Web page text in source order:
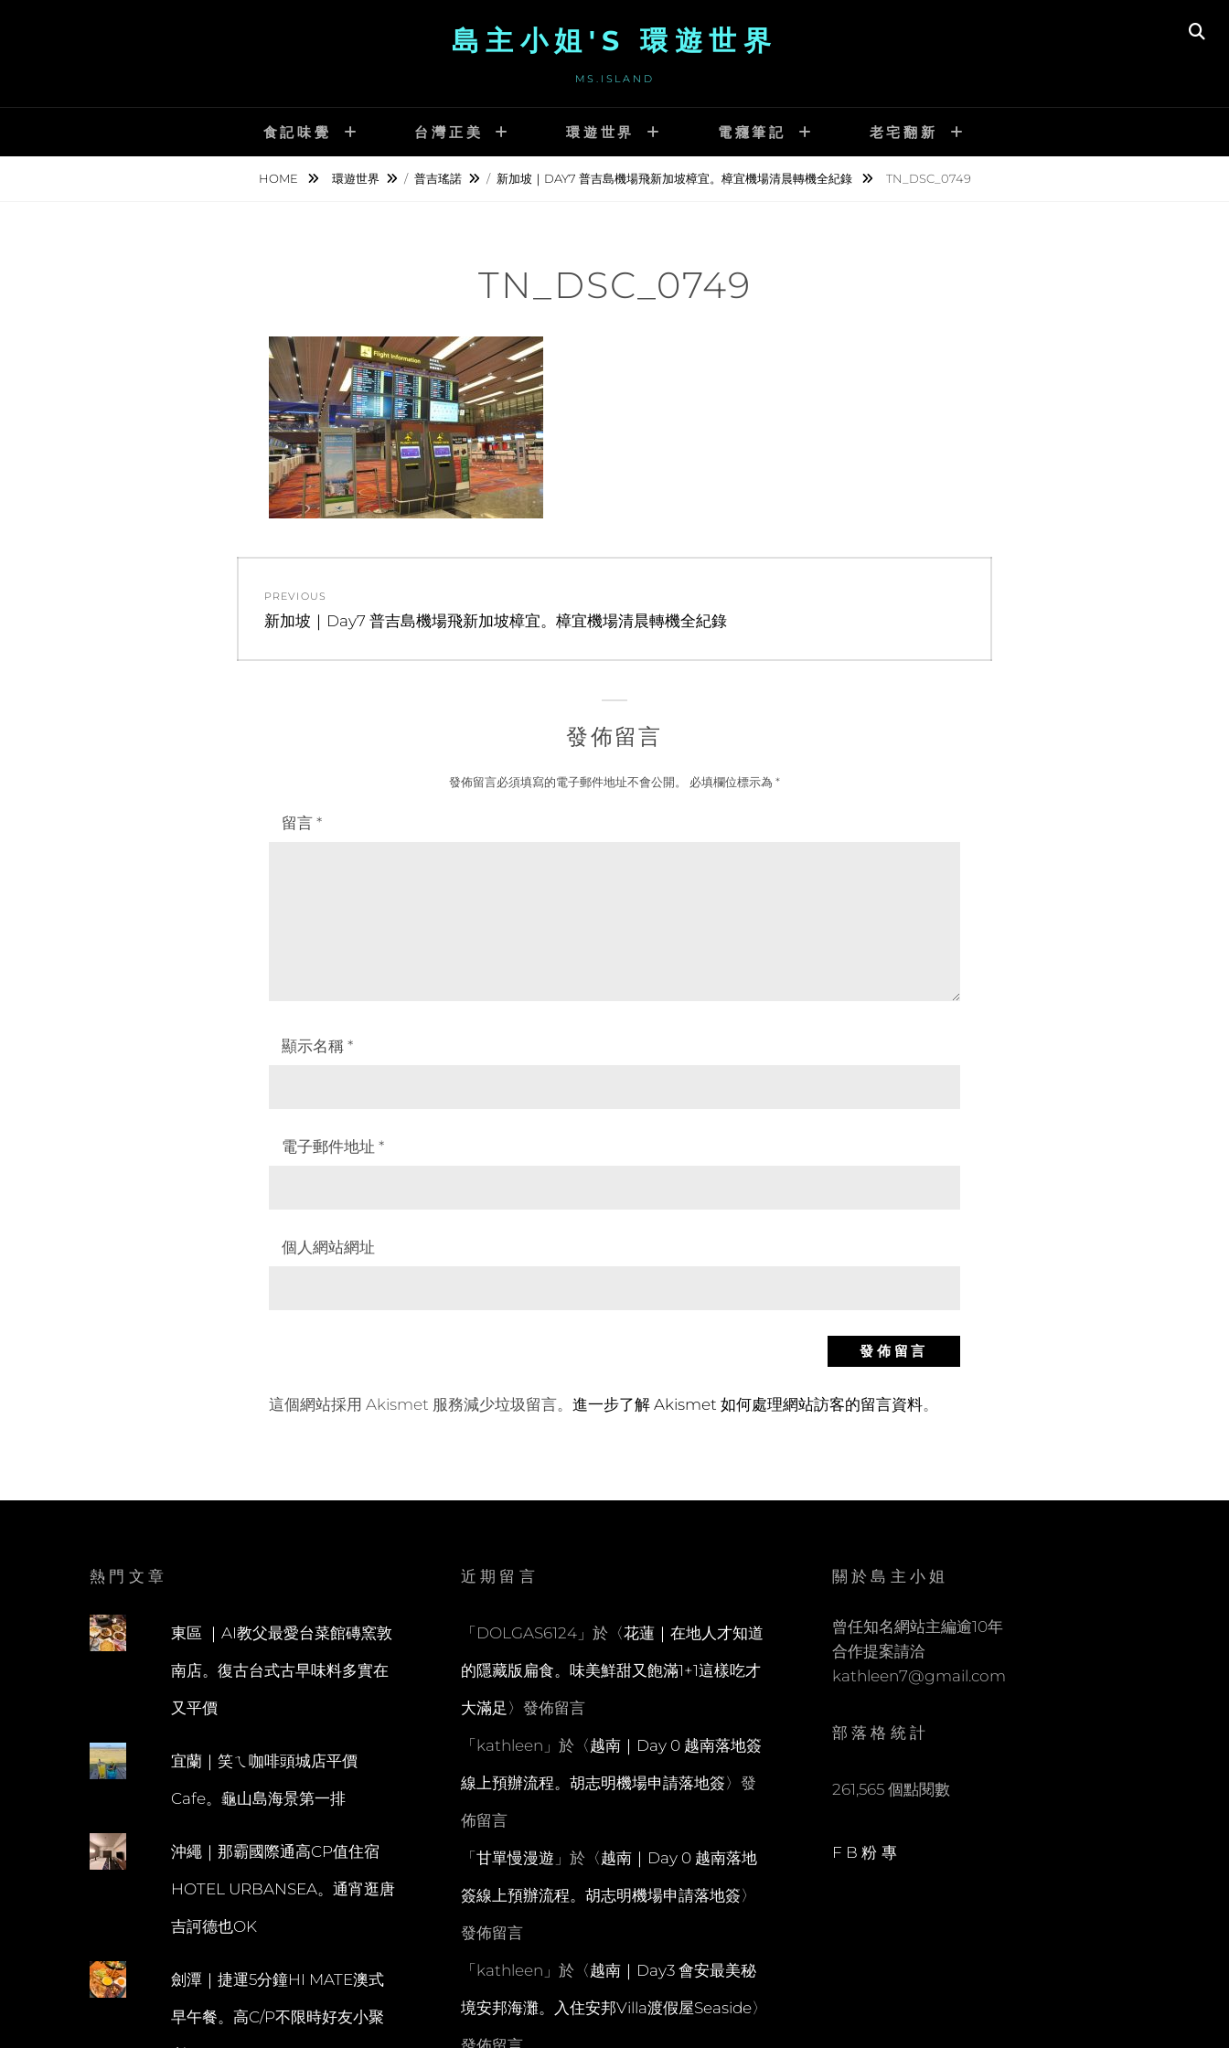
島主小姐'S 環遊世界
MS.ISLAND
食記味覺 台灣正美 環遊世界 電癮筆記 老宅翻新
HOME 環遊世界 / 普吉瑤諾 / 新加坡｜DAY7 普吉島機場飛新加坡樟宜。樟宜機場清晨轉機全紀錄 TN_DSC_0749
TN_DSC_0749
章
導
PREVIOUS
Previous
新加坡｜Day7 普吉島機場飛新加坡樟宜。樟宜機場清晨轉機全紀錄
發佈留言
發佈留言必須填寫的電子郵件地址不會公開。 必填欄位標示為 *
留言 *
顯示名稱 *
電子郵件地址 *
個人網站網址
這個網站採用 Akismet 服務減少垃圾留言。 進一步了解 Akismet 如何處理網站訪客的留言資料。
熱門文章
東區 ｜AI教父最愛台菜館磚窯敦
南店。復古台式古早味料多實在
又平價
宜蘭｜笑ㄟ咖啡頭城店平價
Cafe。龜山島海景第一排
沖繩｜那霸國際通高CP值住宿
HOTEL URBANSEA。通宵逛唐
吉訶德也OK
劍潭｜捷運5分鐘HI MATE澳式
早午餐。高C/P不限時好友小聚
近期留言
「 DOLGAS6124」於〈花蓮｜在地人才知道
的隱藏版扁食。味美鮮甜又飽滿1+1這樣吃才
大滿足 〉發佈留言
「 kathleen 」於〈越南｜Day 0 越南落地簽
線上預辦流程。胡志明機場申請落地簽〉發
佈留言
「 甘單慢漫遊 」於〈越南｜Day 0 越南落地
簽線上預辦流程。胡志明機場申請落地簽〉
發佈留言
「 kathleen 」於〈越南｜Day3 會安最美秘
境安邦海灘。入住安邦Villa渡假屋Seaside〉
關於島主小姐
曾任知名網站主編逾10年
合作提案請洽
kathleen7@gmail.com
部落格統計
261,565 個點閱數
FB粉專